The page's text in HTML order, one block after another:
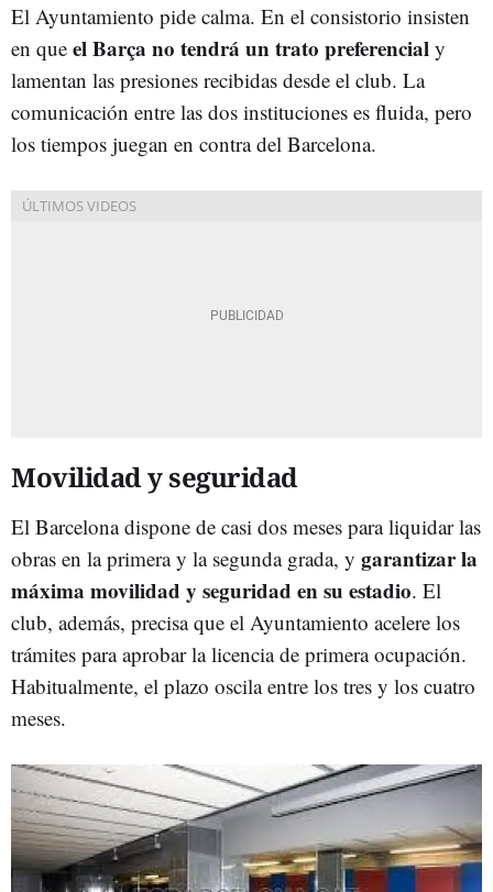
El Ayuntamiento pide calma. En el consistorio insisten
en que el Barça no tendrá un trato preferencial y
lamentan las presiones recibidas desde el club. La
comunicación entre las dos instituciones es fluida, pero
los tiempos juegan en contra del Barcelona.
Movilidad y seguridad
El Barcelona dispone de casi dos meses para liquidar las
obras en la primera y la segunda grada, y garantizar la
máxima movilidad y seguridad en su estadio. El
club, además, precisa que el Ayuntamiento acelere los
trámites para aprobar la licencia de primera ocupación.
Habitualmente, el plazo oscila entre los tres y los cuatro
meses.